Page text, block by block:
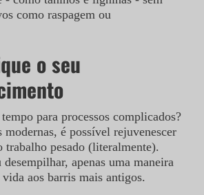
como raspagem ou
o seu
para processos complicados?
modernas, é possível rejuvenescer
trabalho pesado (literalmente).
apenas uma maneira
aos barris mais antigos.